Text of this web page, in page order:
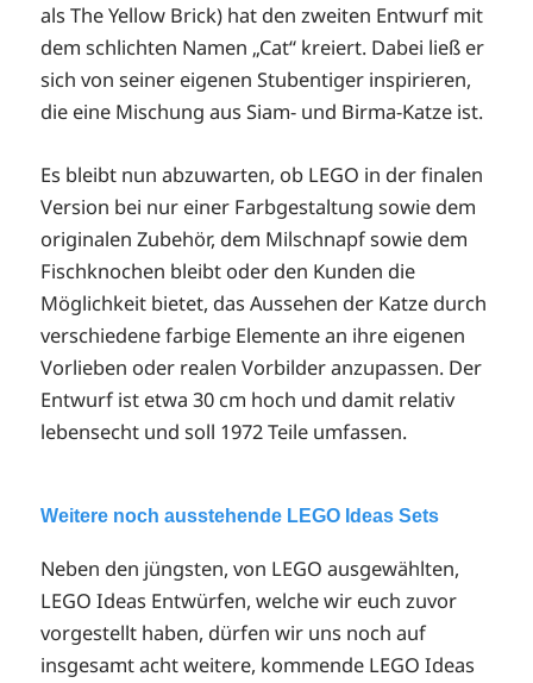
als The Yellow Brick) hat den zweiten Entwurf mit
dem schlichten Namen „Cat“ kreiert. Dabei ließ er
sich von seiner eigenen Stubentiger inspirieren,
die eine Mischung aus Siam- und Birma-Katze ist.
Es bleibt nun abzuwarten, ob LEGO in der finalen
Version bei nur einer Farbgestaltung sowie dem
originalen Zubehör, dem Milschnapf sowie dem
Fischknochen bleibt oder den Kunden die
Möglichkeit bietet, das Aussehen der Katze durch
verschiedene farbige Elemente an ihre eigenen
Vorlieben oder realen Vorbilder anzupassen. Der
Entwurf ist etwa 30 cm hoch und damit relativ
lebensecht und soll 1972 Teile umfassen.
Weitere noch ausstehende LEGO Ideas Sets
Neben den jüngsten, von LEGO ausgewählten,
LEGO Ideas Entwürfen, welche wir euch zuvor
vorgestellt haben, dürfen wir uns noch auf
insgesamt acht weitere, kommende LEGO Ideas